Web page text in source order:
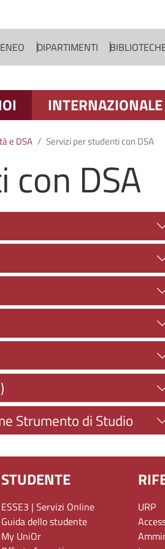
DIPARTIMENTI
INTERNAZIONALE
e DSA Servizi per studenti con DSA
DSA
Strumento di Studio
STUDENTE
ESSE3 | Servizi Online
Guida dello studente
My UniOr
URP